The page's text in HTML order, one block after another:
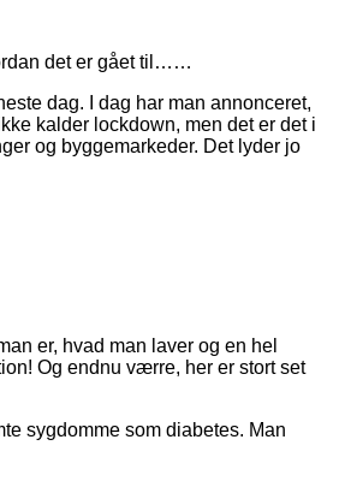
det er gået til……
dag. I dag har man annonceret,
kalder lockdown, men det er det i
og byggemarkeder. Det lyder jo
er, hvad man laver og en hel
Og endnu værre, her er stort set
sygdomme som diabetes. Man